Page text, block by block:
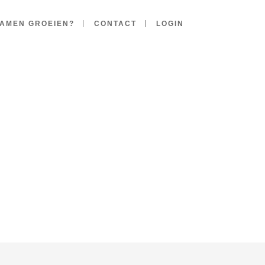
GROEIEN? CONTACT LOGIN